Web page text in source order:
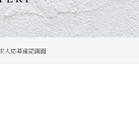
人応募確認画面